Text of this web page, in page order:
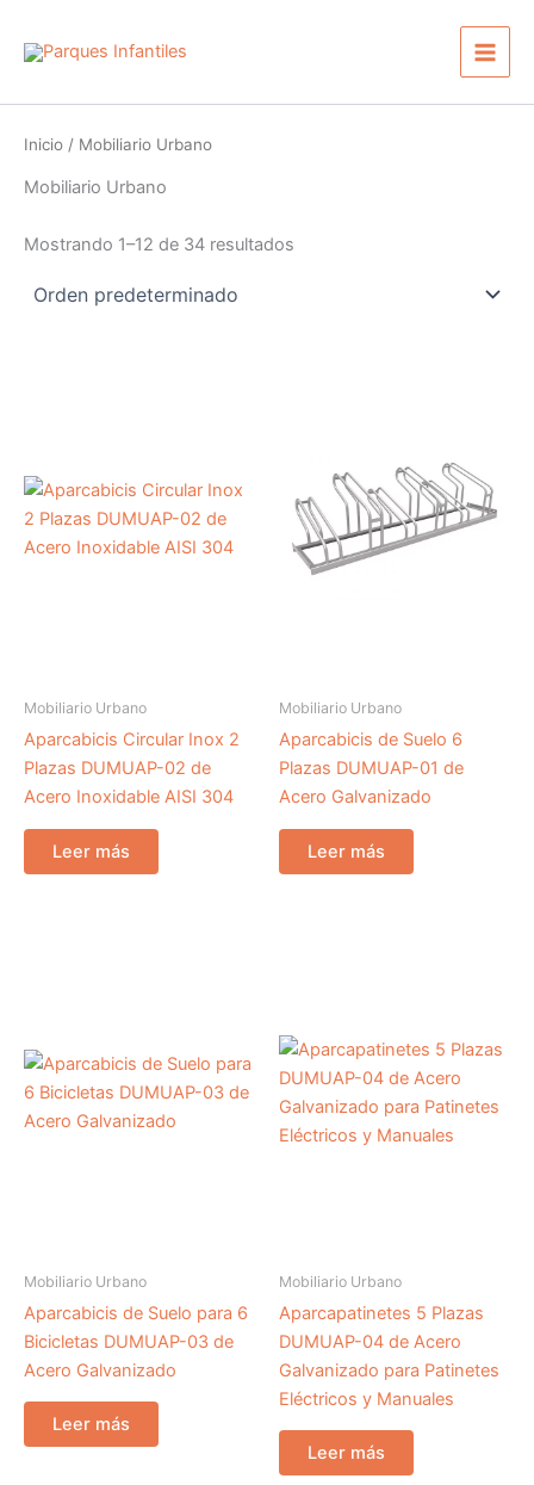
Main
Inicio / Mobiliario Urbano
Mobiliario Urbano
Mostrando 1–12 de 34 resultados
Mobiliario Urbano
Aparcabicis Circular Inox 2
Plazas DUMUAP-02 de
Acero Inoxidable AISI 304
Leer más
Mobiliario Urbano
Aparcabicis de Suelo 6
Plazas DUMUAP-01 de
Acero Galvanizado
Leer más
Mobiliario Urbano
Aparcabicis de Suelo para 6
Bicicletas DUMUAP-03 de
Acero Galvanizado
Leer más
Mobiliario Urbano
Aparcapatinetes 5 Plazas
DUMUAP-04 de Acero
Galvanizado para Patinetes
Eléctricos y Manuales
Leer más